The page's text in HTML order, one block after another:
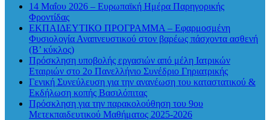
14 Μαΐου 2026 – Ευρωπαϊκή Ημέρα Παρηγορικής
Φροντίδας
ΕΚΠΑΙΔΕΥΤΙΚΟ ΠΡΟΓΡΑΜΜΑ – Εφαρμοσμένη
Φυσιολογία Αναπνευστικού στον βαρέως πάσχοντα ασθενή
(Β’ κύκλος)
Πρόσκληση υποβολής εργασιών από μέλη Ιατρικών
Εταιριών στο 2ο Πανελλήνιο Συνέδριο Γηριατρικής
Γενική Συνεύλευση για την ανανέωση του καταστατικού &
Εκδήλωση κοπής Βασιλόπιτας
Πρόσκληση για την παρακολούθηση του 9ου
Μετεκπαιδευτικού Μαθήματος 2025-2026